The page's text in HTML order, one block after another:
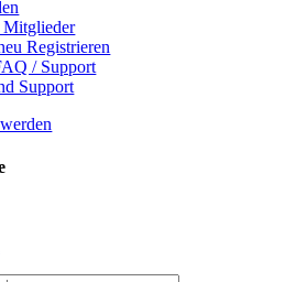
Mitglieder
Registrieren
/ Support
Support